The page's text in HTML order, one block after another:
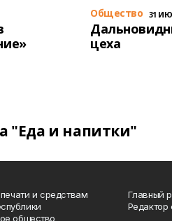
Общество 31
цеха
"Еда и напитки"
и средствам
общество
Главный
Редактор